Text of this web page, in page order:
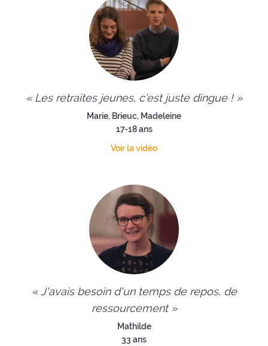
« Les retraites jeunes, c’est juste dingue ! »
Marie, Brieuc, Madeleine
17-18 ans
Voir la vidéo
« J'avais besoin d'un temps de repos, de
ressourcement »
Mathilde
33 ans